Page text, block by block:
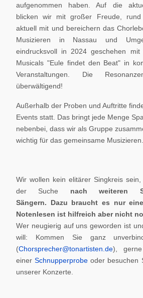
aufgenommen haben. Auf die
blicken wir mit großer Freude,
aktuell mit und bereichern das
Musizieren in Nassau und
eindrucksvoll in 2024 geschehen
Musicals "Eule findet den Beat" in
Veranstaltungen. Die
überwältigend!
Außerhalb der Proben und Auftritte
Events statt. Das bringt jede Menge
nebenbei, dass wir als Gruppe
wichtig für das gemeinsame Musizieren.
Wir wollen kein elitärer Singkreis
der Suche nach weiteren
Sängern. Dazu braucht es nur
Notenlesen ist hilfreich aber nicht
Wer neugierig auf uns geworden ist
will: Kommen Sie ganz
(Chorsprecher@tonartisten.de),
einerSchnupperprobe oder besuchen
unserer Konzerte.